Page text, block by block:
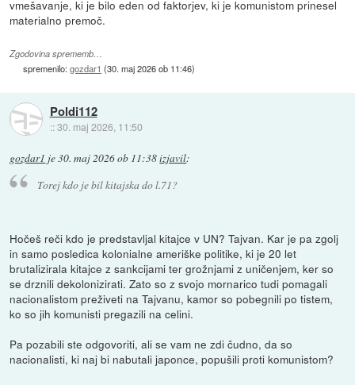
vmešavanje, ki je bilo eden od faktorjev, ki je komunistom prinesel
materialno premoč.
Zgodovina sprememb…
spremenilo:gozdar1 (30. maj 2026 ob 11:46)
Poldi112
::30. maj 2026, 11:50
gozdar1 je30. maj 2026 ob 11:38izjavil:
Torej kdo je bil kitajska do l.71?
Hočeš reči kdo je predstavljal kitajce v UN? Tajvan. Kar je pa zgolj
in samo posledica kolonialne ameriške politike, ki je 20 let
brutalizirala kitajce z sankcijami ter grožnjami z uničenjem, ker so
se drznili dekolonizirati. Zato so z svojo mornarico tudi pomagali
nacionalistom preživeti na Tajvanu, kamor so pobegnili po tistem,
ko so jih komunisti pregazili na celini.
Pa pozabili ste odgovoriti, ali se vam ne zdi čudno, da so
nacionalisti, ki naj bi nabutali japonce, popušili proti komunistom?